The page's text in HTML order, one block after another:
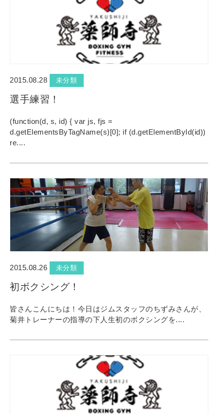
2015.08.28 未分類
選手練習！
(function(d, s, id) { var js, fjs =
d.getElementsByTagName(s)[0]; if (d.getElementById(id))
re....
2015.08.26 未分類
初ボクシング！
皆さんこんにちは！今日はジムスタッフのちずみさんが、
菊井トレーナーの指導の下人生初のボクシングを....